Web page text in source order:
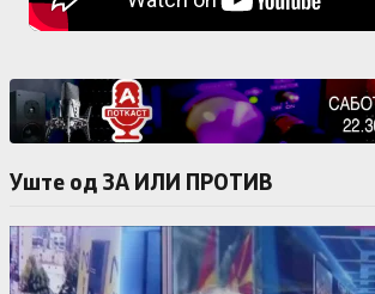
Уште од ЗА ИЛИ ПРОТИВ